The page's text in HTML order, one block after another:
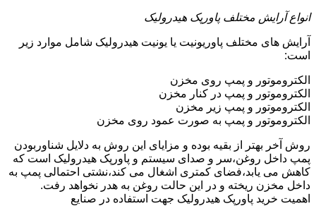
انواع آرایش مختلف پاورپک هیدرولیک
آرایش های مختلف پاوریونیت یا یونیت هیدرولیک شامل موارد زیر
است:
الکتروموتور و پمپ روی مخزن
الکتروموتور و پمپ در کنار مخزن
الکتروموتور و پمپ زیر مخزن
الکتروموتور و پمپ به صورت عمود روی مخزن
روش آخر بهتر از بقیه بوده و مزایای این روش به دلایل شناوربودن
پمپ داخل روغن،سر و صدای سیستم و پاورپک هیدرولیک است که
کاهش می یابد،فضای کمتری اشغال می کند،نشتی احتمالی پمپ به
داخل مخزن ریخته و در این حالت روغن به هدر نخواهد رفت.
اهمیت خرید پاورپک هیدرولیک جهت استفاده در صنایع